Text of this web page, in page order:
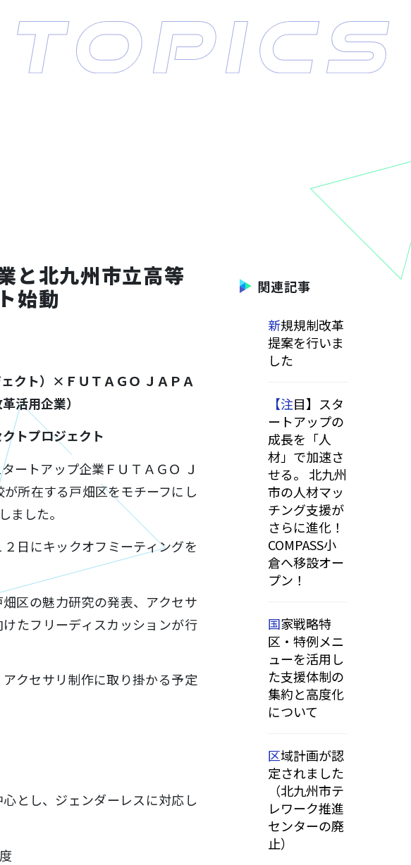
と北九州市立高等
始動
クト）×ＦＵＴＡＧＯ ＪＡＰＡ
活用企業）
トプロジェクト
ートアップ企業ＦＵＴＡＧＯ Ｊ
所在する戸畑区をモチーフにし
ました。
日にキックオフミーティングを
区の魅力研究の発表、アクセサ
たフリーディスカッションが行
クセサリ制作に取り掛かる予定
とし、ジェンダーレスに対応し
関連記事
新規規制改革
提案を行いま
した
【注目】スタ
ートアップの
成長を「人
材」で加速さ
せる。 北九州
市の人材マッ
チング支援が
さらに進化！
COMPASS小
倉へ移設オー
プン！
国家戦略特
区・特例メニ
ューを活用し
た支援体制の
集約と高度化
について
区域計画が認
定されました
（北九州市テ
レワーク推進
センターの廃
止）